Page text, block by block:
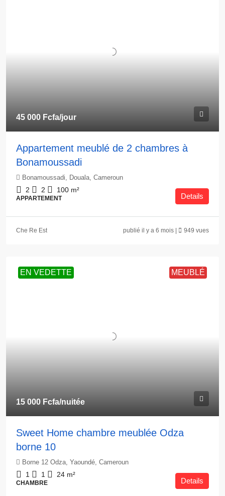
45 000 Fcfa/jour
Appartement meublé de 2 chambres à
Bonamoussadi
Bonamoussadi, Douala, Cameroun
2 2 100 m²
APPARTEMENT Details
Che Re Est publié il y a 6 mois | 949 vues
EN VEDETTE MEUBLÉ
15 000 Fcfa/nuitée
Sweet Home chambre meublée Odza
borne 10
Borne 12 Odza, Yaoundé, Cameroun
1 1 24 m²
CHAMBRE Details